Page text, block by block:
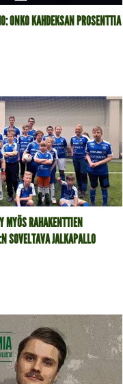
ONKO KAHDEKSAN PROSENTTIA
MYÖS RAHAKENTTIEN
SOVELTAVA JALKAPALLO